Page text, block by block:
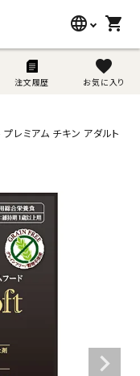
language shopping_cart
注文履歴
favorite
お気に入り
search
レミアム チキン アダルト